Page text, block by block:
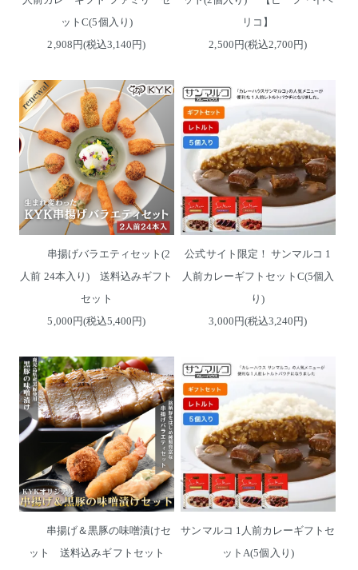
ットC(5個入り)
2,908円(税込3,140円)
リコ】
2,500円(税込2,700円)
串揚げバラエティセット(2
人前 24本入り) 送料込みギフト
セット
5,000円(税込5,400円)
公式サイト限定！ サンマルコ 1
人前カレーギフトセットC(5個入
り)
3,000円(税込3,240円)
串揚げ＆黒豚の味噌漬けセ
ット 送料込みギフトセット
サンマルコ 1人前カレーギフトセ
ットA(5個入り)